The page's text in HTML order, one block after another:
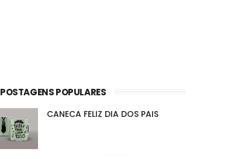
POSTAGENS POPULARES
CANECA FELIZ DIA DOS PAIS